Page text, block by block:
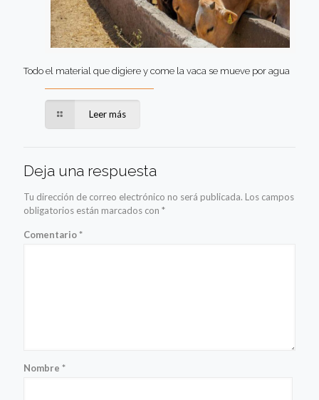
Todo el material que digiere y come la vaca se mueve por agua
Leer más
Deja una respuesta
Tu dirección de correo electrónico no será publicada. Los campos
obligatorios están marcados con *
Comentario*
Nombre *